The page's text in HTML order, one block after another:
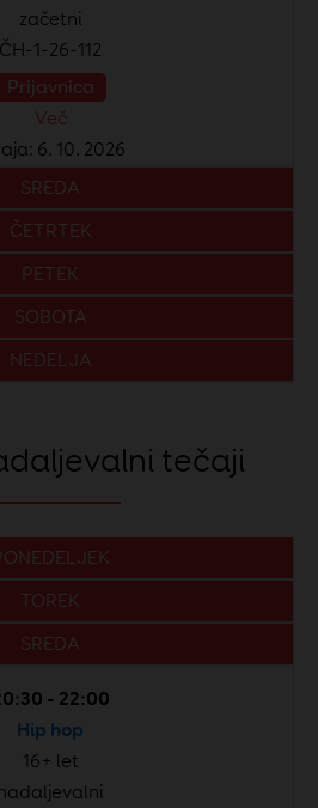
začetni
ČH-1-26-112
Prijavnica
Več
6. 10. 2026
SREDA
ČETRTEK
PETEK
SOBOTA
NEDELJA
tečaji
TOREK
SREDA
- 22:00
Hip hop
16+ let